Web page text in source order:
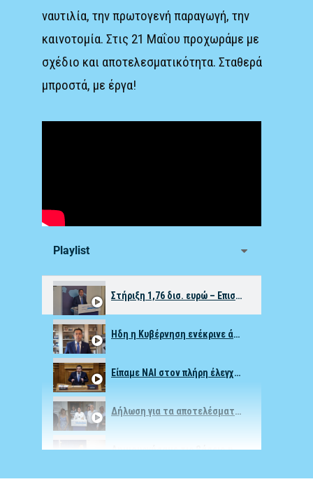
ναυτιλία, την πρωτογενή παραγωγή, την
καινοτομία. Στις 21 Μαΐου προχωράμε με
σχέδιο και αποτελεσματικότητα. Σταθερά
μπροστά, με έργα!
Playlist
Στήριξη 1,76 δισ. ευρώ – Επιστροφή νησιωτικού ΦΠΑ και οριστική απαλλαγή από ΕΝΦΙΑ στη Χίο
Ήδη η Κυβέρνηση ενέκρινε άνω των 9 εκ. για Αμανή-Αναμένουμε αιτήματα Δήμου & Περιφέρειας
Είπαμε ΝΑΙ στον πλήρη έλεγχο – Κόμματα της αντιπολίτευσης τον καταψήφισαν
Δήλωση για τα αποτελέσματα των εκλογών της 25ης Ιουνίου
Δημιουργήσαμε τις βάσεις,η Ελλάδα να μπορεί να διαχειριστεί τυχόν μεταναστευτικές εξάρσεις